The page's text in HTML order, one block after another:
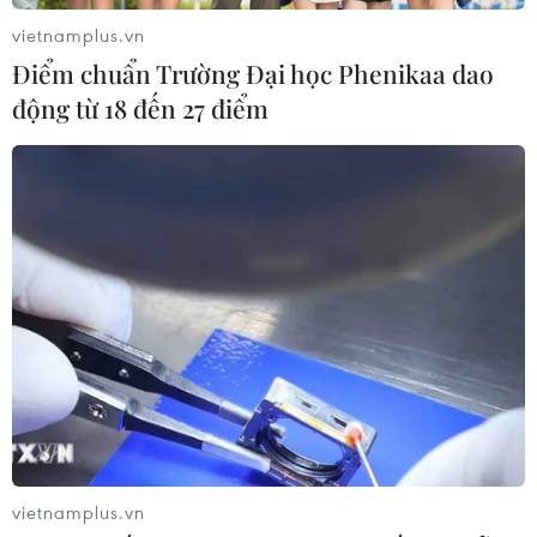
Xem thêm
CƠ QUAN CHỦ QUẢN: THÔNG TẤN XÃ VIỆT NAM
Tổng Biên tập: TRẦN TIẾN DUẨN
Phó Tổng Biên tập: NGUYỄN THỊ TÁM, KHÚC THANH
Sở hữu trí tuệ
Quy định sử dụng
RSS
vietnamplus.vn
Điểm chuẩn Trường Đại học Phenikaa dao
động từ 18 đến 27 điểm
vietnamplus.vn